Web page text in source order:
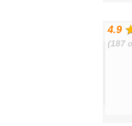
4.9
(187